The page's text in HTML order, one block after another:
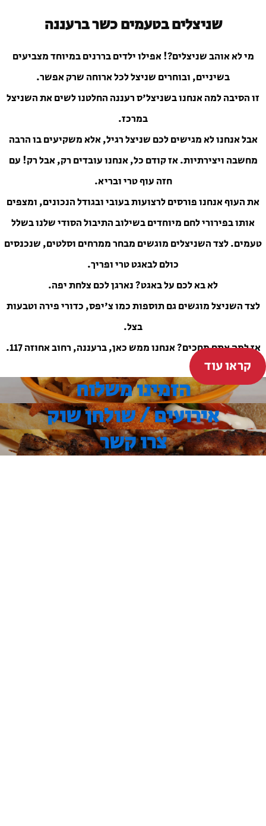
שניצלים בטעמים כשר ברעננה
מי לא אוהב שניצלים?! אפילו ילדים בררנים במיוחד מצביעים
בשיניים, ובוחרים שניצל לכל ארוחה שרק אפשר.
זו הסיבה למה אנחנו בשניצל'ס רעננה החלטנו לשים את השניצל
במרכז.
אבל אנחנו לא מגישים לכם שניצל רגיל, אלא משקיעים בו הרבה
מחשבה ויצירתיות. אז קודם כל, אנחנו עובדים רק, אבל רק! עם
חזה עוף טרי ובריא.
את העוף אנחנו פורסים לרצועות בעובי ובגודל הנכונים, ומצפים
אותו בפירורי לחם מיוחדים בשילוב התיבול הסודי שלנו בשלל
טעמים. לצד השניצלים מוגשים מבחר ממרחים וסלטים, שנכנסים
כולם לבאגט טרי ופריך.
לא בא לכם על באגט? נארגן לכם צלחת יפה.
לצד השניצל מוגשים גם תוספות כמו צ'יפס, כדורי פירה וטבעות
בצל.
אז למה אתם מחכים? אנחנו ממש כאן, ברעננה, רחוב אחוזה 117.
קראו עוד
הזמינו משלוח
אירועים / שולחן שוק
צרו קשר